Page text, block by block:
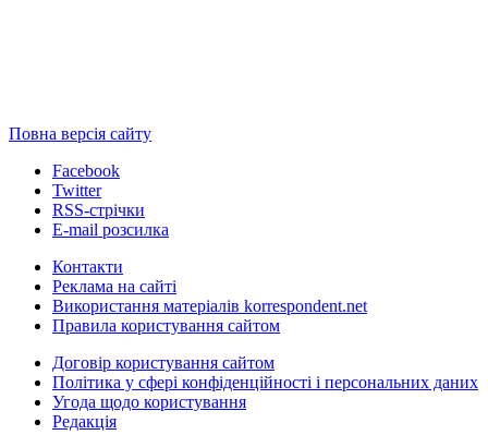
Повна версія сайту
Facebook
Twitter
RSS-стрічки
E-mail розсилка
Контакти
Реклама на сайті
Використання матеріалів korrespondent.net
Правила користування сайтом
Договір користування сайтом
Політика у сфері конфіденційності і персональних даних
Угода щодо користування
Редакція